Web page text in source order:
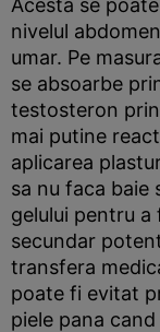
Acesta se
nivelul
umar. Pe
se absoarbe
testosteron
mai putine
aplicarea
sa nu faca baie
gelului pentru
secundar
transfera
poate fi evitat
piele pana